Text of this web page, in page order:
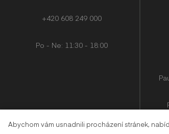
+420 608 249 000
Po - Ne: 11:30 - 18:00
Abychom vám usnadnili procházení stránek,